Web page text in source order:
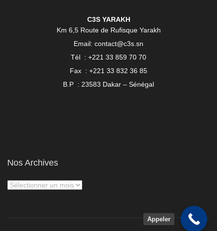
C3S YARAKH
Km 6,5 Route de Rufisque Yarakh
Email: contact@c3s.sn
Tél : +221 33 859 70 70
Fax : +221 33 832 36 85
B.P : 23583 Dakar – Sénégal
Nos Archives
Appeler